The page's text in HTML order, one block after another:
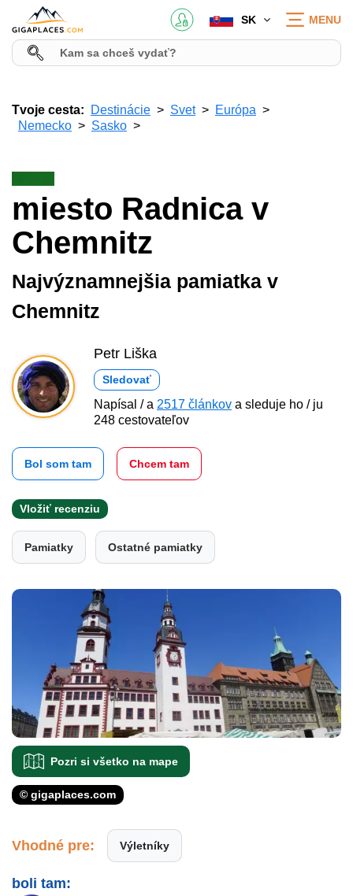
SK MENU
Tvoje cesta: Destinácie Svet
Európa
Nemecko
Sasko
miesto Radnica v
Chemnitz
Najvýznamnejšia pamiatka v
Chemnitz
Petr Liška
Sledovať
Napísal / a 2517 článkov a sleduje ho / ju
248 cestovateľov
Bol som tam Chcem tam
Vložiť recenziu
Pamiatky Ostatné pamiatky
Pozri si všetko na mape
© gigaplaces.com
Vhodné pre: Výletníky
boli tam: